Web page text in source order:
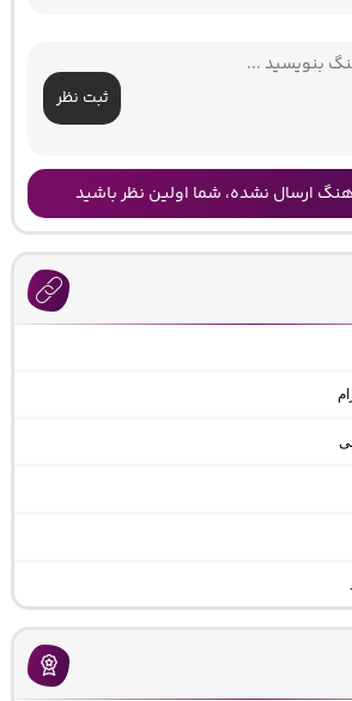
ثبت نظر
ارسال نشده، شما اولین نظر باشید